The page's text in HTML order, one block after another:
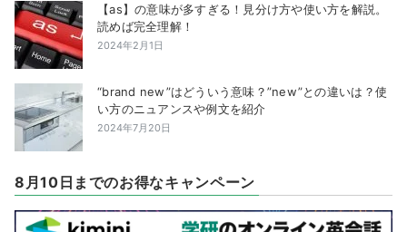
【as】の意味が多すぎる！見分け方や使い方を解説。
読めば完全理解！
2024年2月1日
“brand new”はどういう意味？”new”との違いは？使
い方のニュアンスや例文を紹介
2024年7月20日
8月10日までのお得なキャンペーン